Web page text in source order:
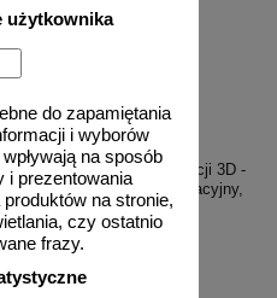
użytkownika
do zapamiętania
i wyborów
na sposób
i prezentowania
na stronie,
czy ostatnio
frazy.
BD002
Miejsce zbiórki do ewakuacji 3D -
35x51,8 cm - znak ewakuacyjny,
przestrzenny 3D